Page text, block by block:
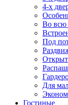
4-х
Во всю
Под
Для
Эконом
Гостиные